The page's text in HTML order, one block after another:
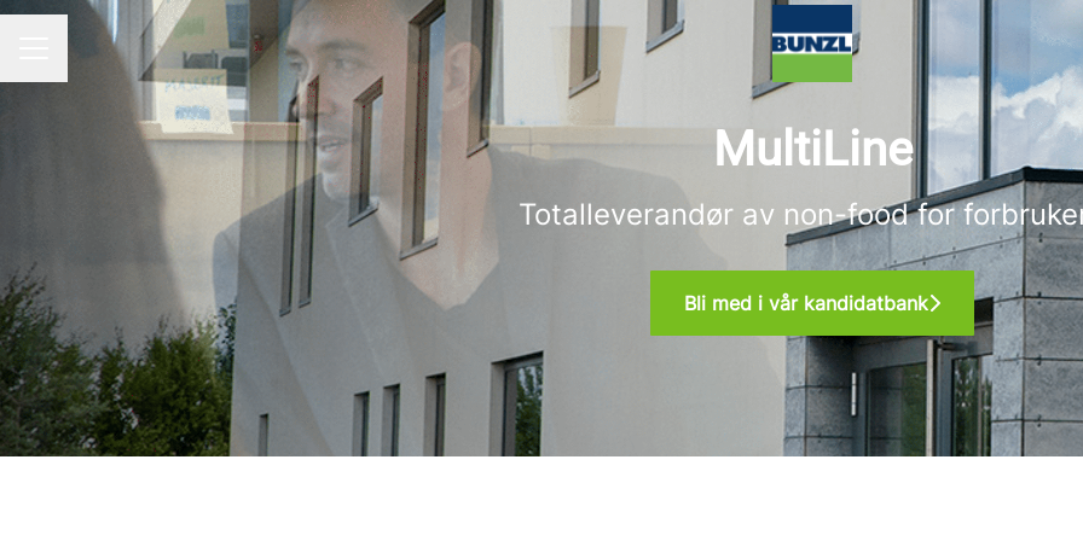
KARRIEREMENY
MultiLine
Totalleverandør av non-food for
Bli med i vår kandidatbank